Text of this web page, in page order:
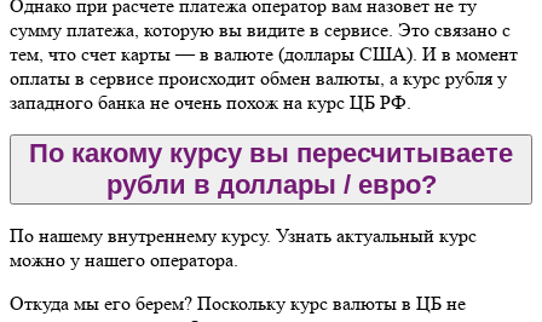
Однако при расчете платежа оператор вам назовет не ту
сумму платежа, которую вы видите в сервисе. Это связано с
тем, что счет карты — в валюте (доллары США). И в момент
оплаты в сервисе происходит обмен валюты, а курс рубля у
западного банка не очень похож на курс ЦБ РФ.
По какому курсу вы пересчитываете
рубли в доллары / евро?
По нашему внутреннему курсу. Узнать актуальный курс
можно у нашего оператора.
Откуда мы его берем? Поскольку курс валюты в ЦБ не